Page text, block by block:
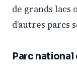
de grands lacs
d’autres parcs
Parc national